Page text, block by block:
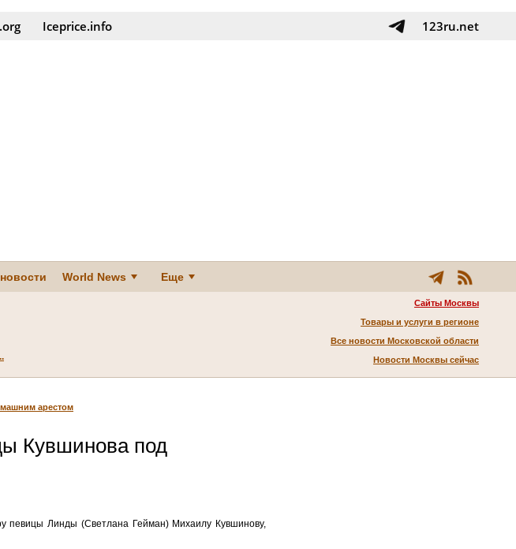
Iceprice.info 123ru.net
World News Еще
Сайты Москвы
Товары и услуги в регионе
Все новости Московской области
Новости Москвы сейчас
арестом
Кувшинова под
певицы Линды (Светлана Гейман) Михаилу Кувшинову,